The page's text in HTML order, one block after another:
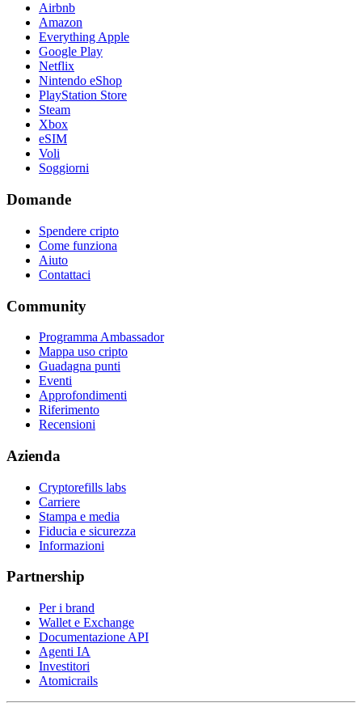
Airbnb
Amazon
Everything Apple
Google Play
Netflix
Nintendo eShop
PlayStation Store
Steam
Xbox
eSIM
Voli
Soggiorni
Domande
Spendere cripto
Come funziona
Aiuto
Contattaci
Community
Programma Ambassador
Mappa uso cripto
Guadagna punti
Eventi
Approfondimenti
Riferimento
Recensioni
Azienda
Cryptorefills labs
Carriere
Stampa e media
Fiducia e sicurezza
Informazioni
Partnership
Per i brand
Wallet e Exchange
Documentazione API
Agenti IA
Investitori
Atomicrails